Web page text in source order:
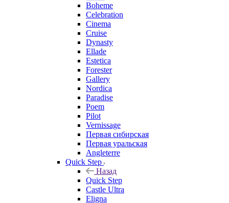
Boheme
Celebration
Cinema
Cruise
Dynasty
Ellade
Estetica
Forester
Gallery
Nordica
Paradise
Poem
Pilot
Vernissage
Первая сибирская
Первая уральская
Angleterre
Quick Step
Назад
Quick Step
Castle Ultra
Eligna